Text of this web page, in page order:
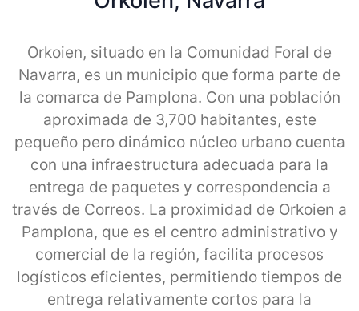
Orkoien, situado en la Comunidad Foral de
Navarra, es un municipio que forma parte de
la comarca de Pamplona. Con una población
aproximada de 3,700 habitantes, este
pequeño pero dinámico núcleo urbano cuenta
con una infraestructura adecuada para la
entrega de paquetes y correspondencia a
través de Correos. La proximidad de Orkoien a
Pamplona, que es el centro administrativo y
comercial de la región, facilita procesos
logísticos eficientes, permitiendo tiempos de
entrega relativamente cortos para la